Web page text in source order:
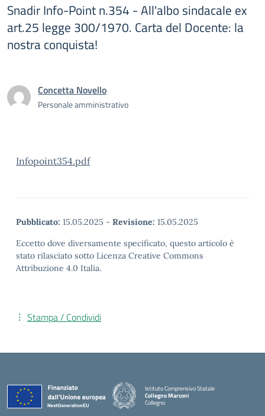
Snadir Info-Point n.354 - All'albo sindacale ex
art.25 legge 300/1970. Carta del Docente: la
nostra conquista!
Concetta Novello
Personale amministrativo
Infopoint354.pdf
Pubblicato: 15.05.2025 - Revisione: 15.05.2025
Eccetto dove diversamente specificato, questo articolo è
stato rilasciato sotto Licenza Creative Commons
Attribuzione 4.0 Italia.
Stampa / Condividi
Istituto Comprensivo Statale
Collegno Marconi
Collegno